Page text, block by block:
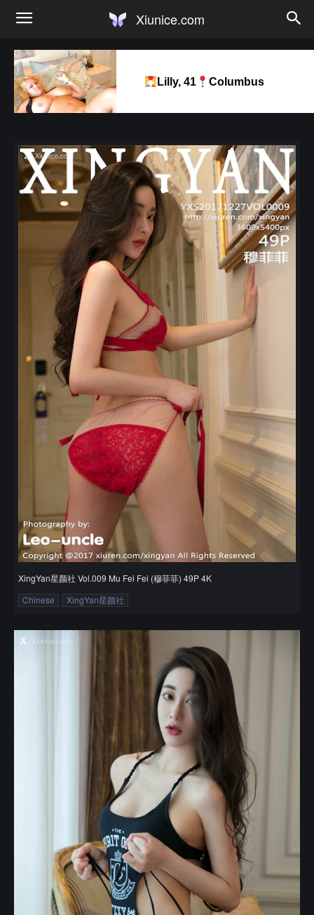
Xiunice.com
Lilly, 41 Columbus
XingYan星颜社 Vol.009 Mu Fei Fei (穆菲菲) 49P 4K
Chinese
XingYan星颜社